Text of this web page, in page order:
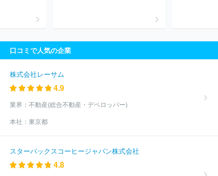
口コミで人気の企業
株式会社レーサム
4.9
業界： 不動産(総合不動産・デベロッパー)
本社： 東京都
スターバックスコーヒージャパン株式会社
4.8